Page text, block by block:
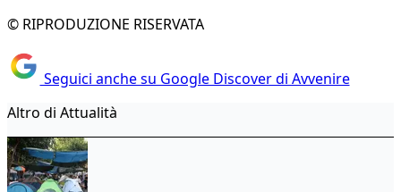
© RIPRODUZIONE RISERVATA
Seguici anche su Google Discover di Avvenire
Altro di Attualità